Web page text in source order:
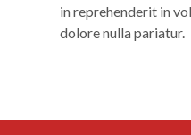
in reprehenderit in
dolore nulla pariatur.